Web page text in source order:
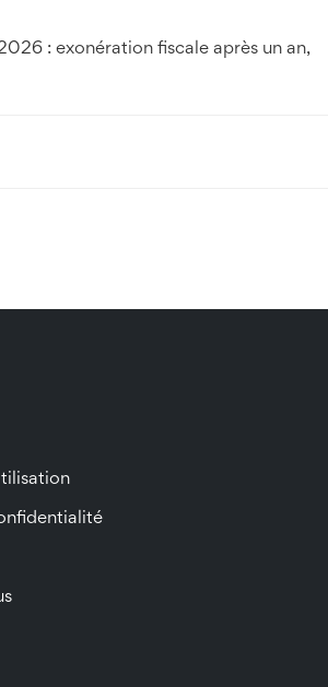
: exonération fiscale après un an,